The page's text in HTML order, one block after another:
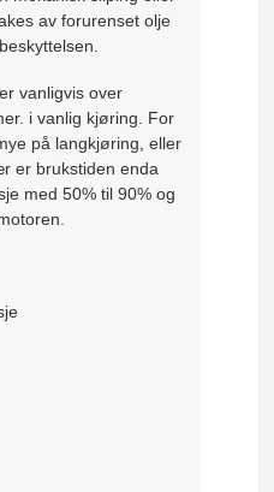
av forurenset olje
vanligvis over
i vanlig kjøring. For
på langkjøring, eller
er brukstiden enda
med 50% til 90% og